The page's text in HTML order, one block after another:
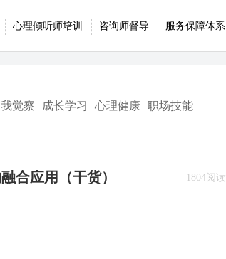
心理倾听师培训 咨询师督导 服务保障体系
觉察 成长学习 心理健康 职场技能
合应用（干货） 1804阅读